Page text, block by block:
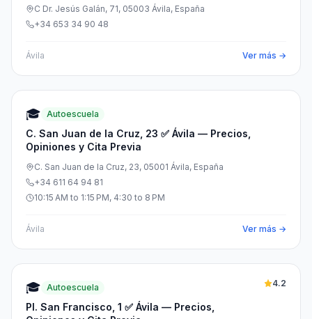
C Dr. Jesús Galán, 71, 05003 Ávila, España
+34 653 34 90 48
Ávila Ver más →
🎓 Autoescuela
C. San Juan de la Cruz, 23 ✅ Ávila — Precios,
Opiniones y Cita Previa
C. San Juan de la Cruz, 23, 05001 Ávila, España
+34 611 64 94 81
10:15 AM to 1:15 PM, 4:30 to 8 PM
Ávila Ver más →
🎓 Autoescuela
Pl. San Francisco, 1 ✅ Ávila — Precios,
4.2